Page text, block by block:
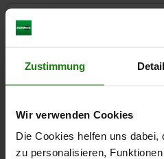
Zustimmung
Wir verwenden Cookies
Die Cookies helfen uns dabei,
zu personalisieren,
Other
05601-30